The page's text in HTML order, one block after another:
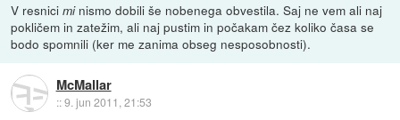
V resniciminismo dobili še nobenega obvestila. Saj ne vem ali naj
pokličem in zatežim, ali naj pustim in počakam čez koliko časa se
bodo spomnili (ker me zanima obseg nesposobnosti).
McMallar
::9. jun 2011, 21:53